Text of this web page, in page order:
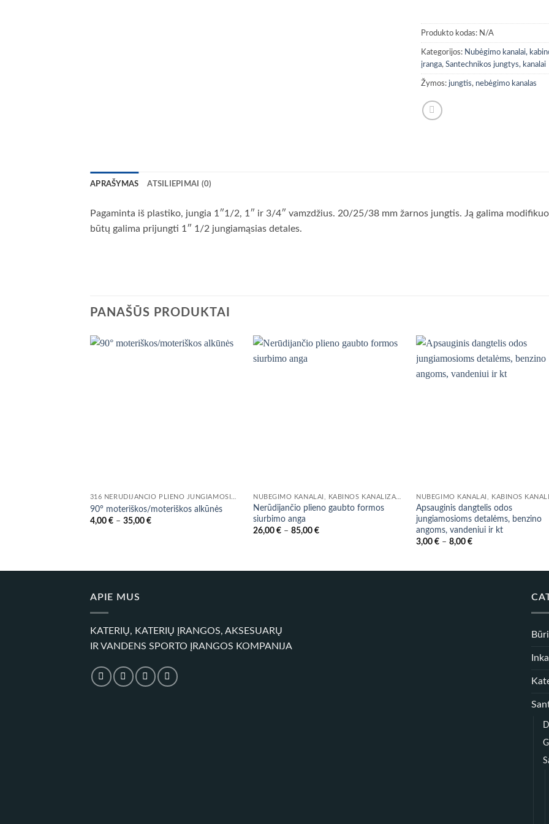
Produkto kodas: N/A
Kategorijos: Nubėgimo kanalai,
įranga, Santechnikos jungtys, kanalai
Žymos: jungtis, nebėgimo kanalas
APRAŠYMAS ATSILIEPIMAI (0)
Pagaminta iš plastiko, jungia 1″1/2, 1″ ir 3/4″ vamzdžius. 20/25/38 mm žarnos jungtis. Ją galima
būtų galima prijungti 1″ 1/2 jungiamąsias detales.
PANAŠŪS PRODUKTAI
90° moteriškos/moteriškos alkūnės
4,00 € – 35,00 €Price
Nerūdijančio plieno gaubto formos
siurbimo anga
26,00€ – 85,00€Price
Apsauginis dangtelis odos
jungiamosioms detalėms, benzino
angoms, vandeniui ir kt
3,00€ – 8,00€Price
APIE MUS
KATERIŲ, KATERIŲ ĮRANGOS, AKSESUARŲ
IR VANDENS SPORTO ĮRANGOS KOMPANIJA